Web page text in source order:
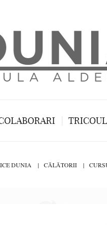
DUNIA CĂLĂTORII